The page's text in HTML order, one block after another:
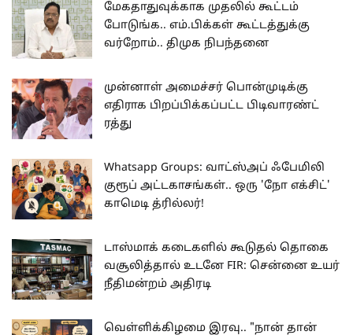
மேகதாதுவுக்காக முதலில் கூட்டம்
போடுங்க.. எம்.பிக்கள் கூட்டத்துக்கு
வர்றோம்.. திமுக நிபந்தனை
முன்னாள் அமைச்சர் பொன்முடிக்கு
எதிராக பிறப்பிக்கப்பட்ட பிடிவாரண்ட்
ரத்து
Whatsapp Groups: வாட்ஸ்அப் ஃபேமிலி
குரூப் அட்டகாசங்கள்.. ஒரு 'நோ எக்சிட்'
காமெடி த்ரில்லர்!
டாஸ்மாக் கடைகளில் கூடுதல் தொகை
வசூலித்தால் உடனே FIR: சென்னை உயர்
நீதிமன்றம் அதிரடி
வெள்ளிக்கிழமை இரவு.. "நான் தான்